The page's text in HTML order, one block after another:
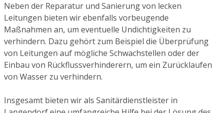
Neben der Reparatur und Sanierung von lecken
Leitungen bieten wir ebenfalls vorbeugende
Maßnahmen an, um eventuelle Undichtigkeiten zu
verhindern. Dazu gehört zum Beispiel die Überprüfung
von Leitungen auf mögliche Schwachstellen oder der
Einbau von Rückflussverhinderern, um ein Zurücklaufen
von Wasser zu verhindern.
Insgesamt bieten wir als Sanitärdienstleister in